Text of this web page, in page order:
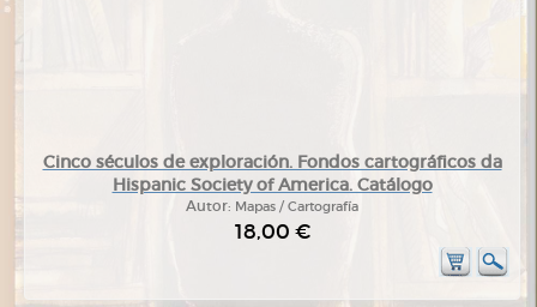
Cinco séculos de exploración. Fondos cartográficos da
Hispanic Society of America. Catálogo
Autor: Mapas / Cartografía
18,00 €